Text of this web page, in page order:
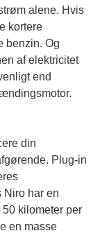
alene. Hvis
kortere
benzin. Og
af elektricitet
end
din
Plug-in
Niro har en
kilometer per
en masse